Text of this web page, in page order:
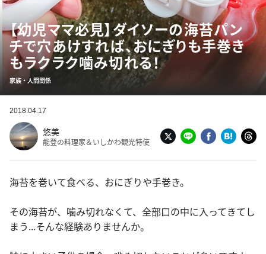
【幼児ママ必見】ダイソーの海苔パン
チで穴あけすれば、おにぎりも手巻き
もラクラク噛み切れる！
家族・人間関係
2018.04.17
悠美
能登の料理家＆いしかわ観光特使
海苔を巻いて食べる、おにぎりや手巻き。
その海苔が、噛み切れなくて、全部口の中に入ってきてし
まう...そんな経験ありませんか。